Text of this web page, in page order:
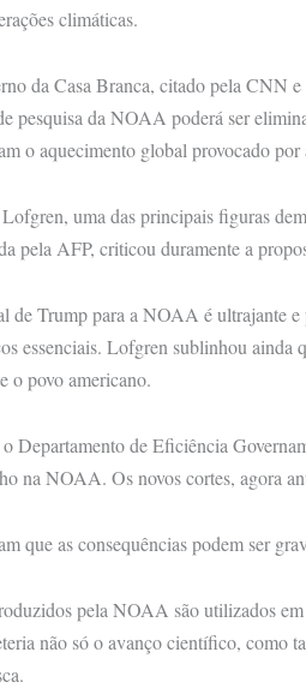
climáticas.
da Casa Branca, citado pela CNN
pesquisa da NOAA poderá ser
o aquecimento global provocado por
uma das principais figuras
pela AFP, criticou duramente a
de Trump para a NOAA é ultrajante
essenciais. Lofgren sublinhou
o povo americano.
Departamento de Eficiência
na NOAA. Os novos cortes, agora
que as consequências podem ser
pela NOAA são utilizados
não só o avanço científico, como